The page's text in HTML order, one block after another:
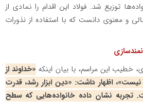
توزیع شد. فولاد این اقدام را نمادی از
و معنوی دانست که با استفاده از نذورات
خطیب این مراسم، با بیان اینکه «خداوند از
اظهار داشت: «دین ابزار رشد، قدرت
تجربه نشان داده خانواده‌هایی که سطح